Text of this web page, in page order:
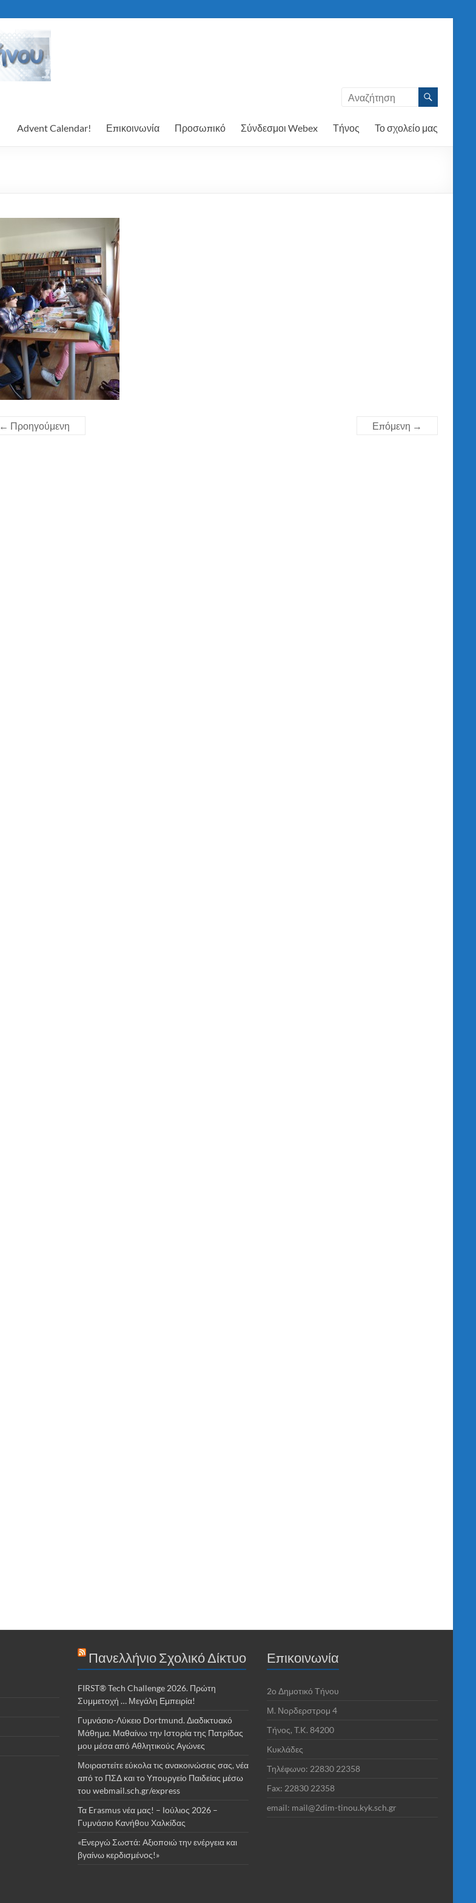
Advent Calendar! Επικοινωνία Προσωπικό Σύνδεσμοι Webex Τήνος Το σχολείο μας
← Προηγούμενη Επόμενη →
Πανελλήνιο Σχολικό Δίκτυο
FIRST® Tech Challenge 2026. Πρώτη
Συμμετοχή … Μεγάλη Εμπειρία!
Γυμνάσιο-Λύκειο Dortmund. Διαδικτυακό
Μάθημα. Μαθαίνω την Ιστορία της Πατρίδας
μου μέσα από Αθλητικούς Αγώνες
Μοιραστείτε εύκολα τις ανακοινώσεις σας, νέα
από το ΠΣΔ και το Υπουργείο Παιδείας μέσω
του webmail.sch.gr/express
Τα Erasmus νέα μας! – Ιούλιος 2026 –
Γυμνάσιο Κανήθου Χαλκίδας
«Ενεργώ Σωστά: Αξιοποιώ την ενέργεια και
βγαίνω κερδισμένος!»
Επικοινωνία
2o Δημοτικό Τήνου
Μ. Νορδερστρομ 4
Τήνος, T.K. 84200
Κυκλάδες
Τηλέφωνο: 22830 22358
Fax: 22830 22358
email: mail@2dim-tinou.kyk.sch.gr